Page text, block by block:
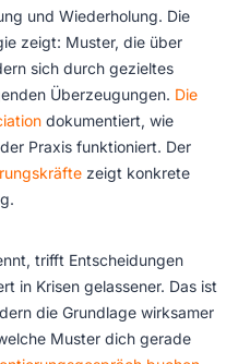
und Wiederholung. Die
zeigt: Muster, die über
sich durch gezieltes
Überzeugungen. Die
dokumentiert, wie
Praxis funktioniert. Der
zeigt konkrete
trifft Entscheidungen
in Krisen gelassener. Das ist
die Grundlage wirksamer
Muster dich gerade